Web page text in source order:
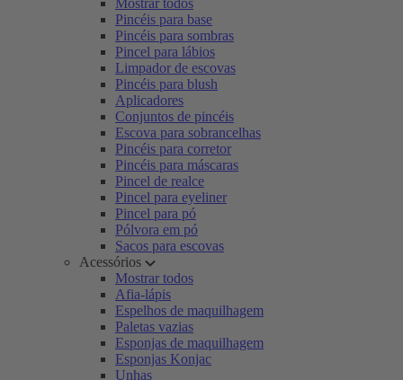
Mostrar todos
Pincéis para base
Pincéis para sombras
Pincel para lábios
Limpador de escovas
Pincéis para blush
Aplicadores
Conjuntos de pincéis
Escova para sobrancelhas
Pincéis para corretor
Pincéis para máscaras
Pincel de realce
Pincel para eyeliner
Pincel para pó
Pólvora em pó
Sacos para escovas
Acessórios
Mostrar todos
Afia-lápis
Espelhos de maquilhagem
Paletas vazias
Esponjas de maquilhagem
Esponjas Konjac
Unhas